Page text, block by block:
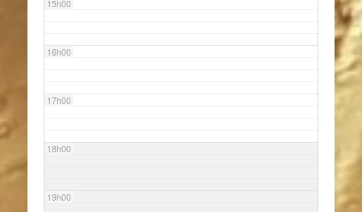
15h00
16h00
17h00
18h00
19h00